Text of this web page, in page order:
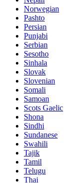
Norwegian
Pashto
Persian
Punjabi
Serbian
Sesotho
Sinhala
Slovak
Slovenian
Somali
Samoan
Scots Gaelic
Shona
Sindhi
Sundanese
Swahili
Tajik
Tamil
Telugu
Thai